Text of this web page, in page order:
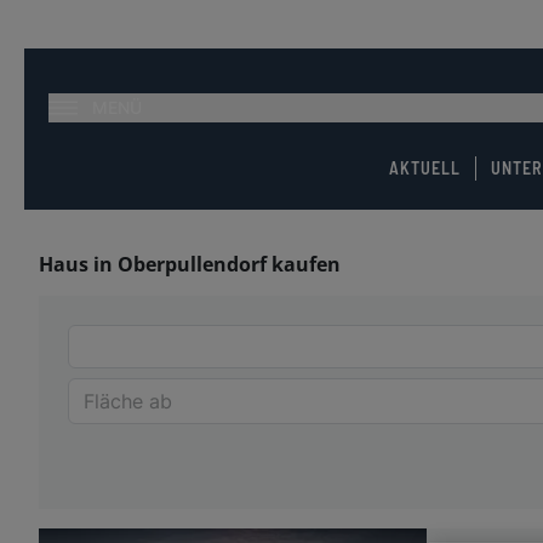
AKTUELL
Haus in Oberpullendorf kaufen